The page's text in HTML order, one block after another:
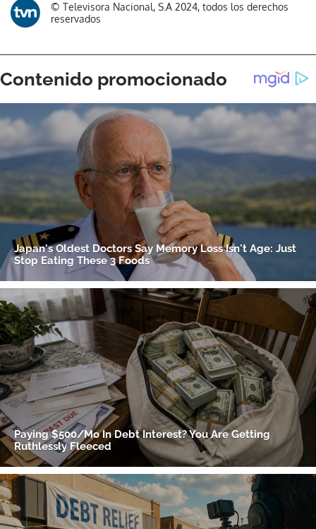
Gracias por suscribirte a nuestro boletín.
ACEPTAR
© Televisora Nacional, S.A 2024, todos los derechos
reservados